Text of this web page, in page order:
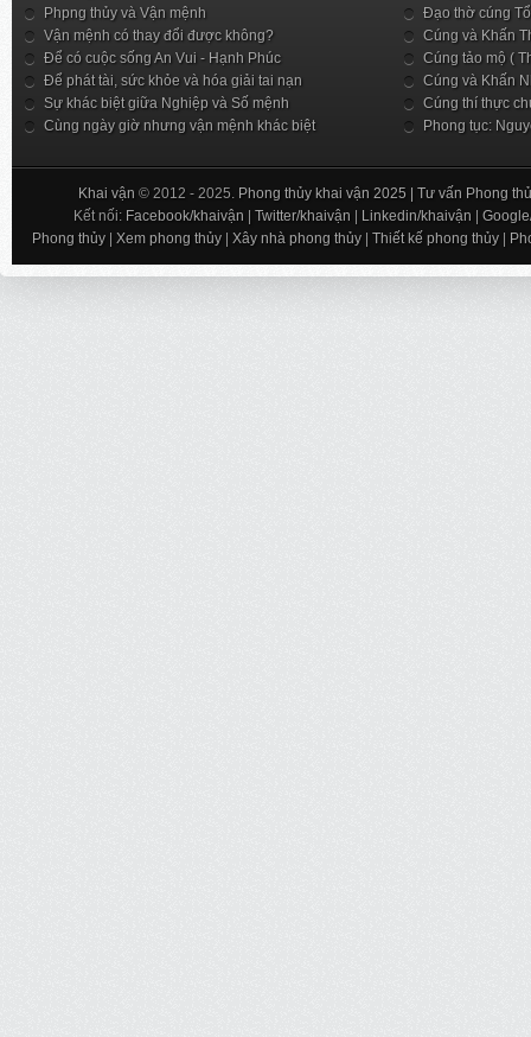
Phpng thủy và Vận mệnh
Vận mệnh có thay đổi được không?
Để có cuộc sống An Vui - Hạnh Phúc
Để phát tài, sức khỏe và hóa giải tai nạn
Sự khác biệt giữa Nghiệp và Số mệnh
Cùng ngày giờ nhưng vận mệnh khác biệt
Đạo thờ cúng
Cúng và Khấn
Cúng tảo mộ (
Cúng và Khấn
Cúng thí thực
Phong tục:
Khai vận © 2012 - 2025. Phong thủy khai vận 2025 | Tư vấn Phong
Kết nối: Facebook/khaivận | Twitter/khaivận | Linkedin/khaivận |
Phong thủy| Xem phong thủy| Xây nhà phong thủy| Thiết kế phong thủy|